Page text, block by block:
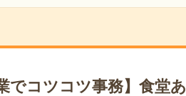
でコツコツ事務】食堂あ